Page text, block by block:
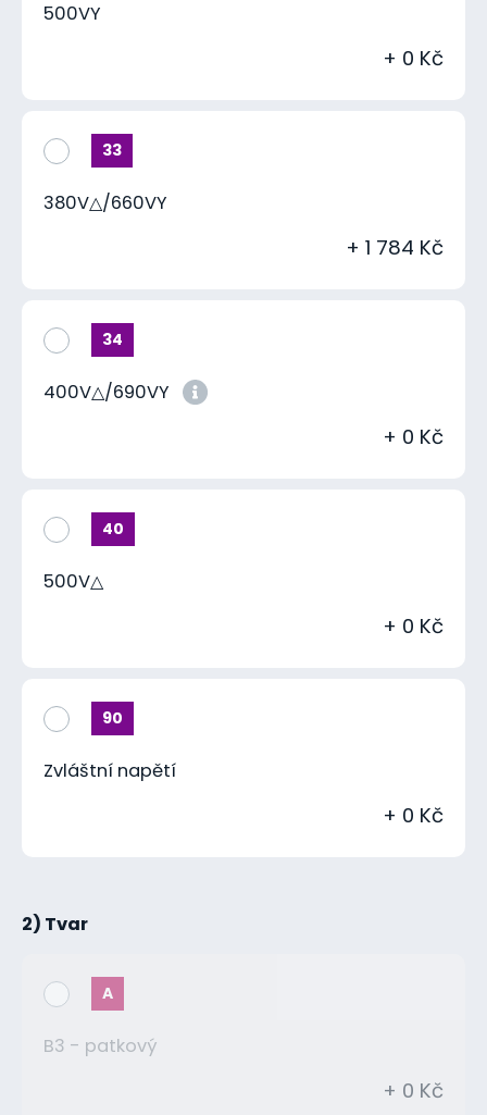
500VY
+ 0 Kč
33
380V△/660VY
+ 1 784 Kč
34
400V△/690VY
+ 0 Kč
40
500V△
+ 0 Kč
90
Zvláštní napětí
+ 0 Kč
2) Tvar
A
B3 - patkový
+ 0 Kč